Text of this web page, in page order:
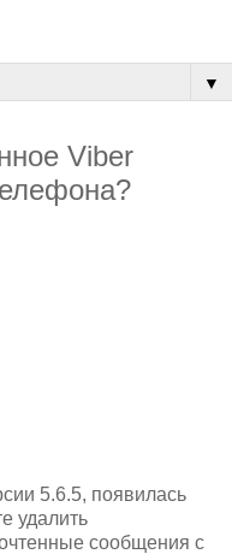
▼
Viber
5.6.5, появилась
удалить
сообщения с